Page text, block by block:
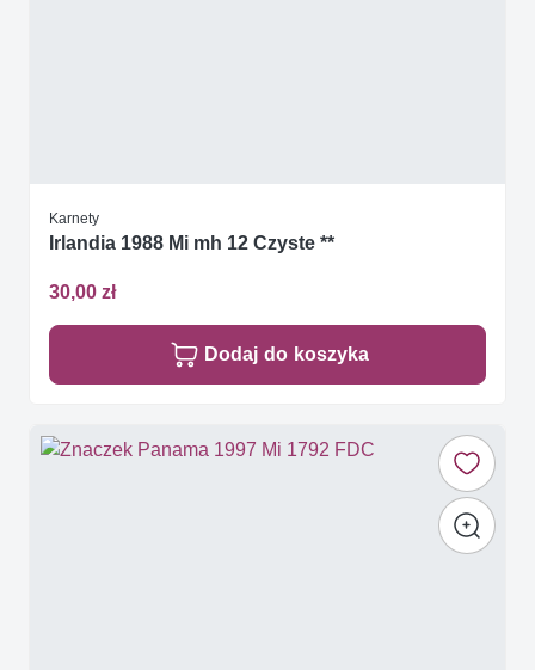
Karnety
Irlandia 1988 Mi mh 12 Czyste **
30,00 zł
Dodaj do koszyka